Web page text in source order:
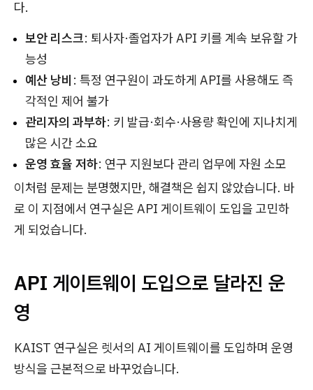
다.
보안 리스크: 퇴사자·졸업자가 API 키를 계속 보유할 가
능성
예산 낭비 : 특정 연구원이 과도하게 API를 사용해도 즉
각적인 제어 불가
관리자의 과부하: 키 발급·회수·사용량 확인에 지나치게
많은 시간 소요
운영 효율 저하: 연구 지원보다 관리 업무에 자원 소모
이처럼 문제는 분명했지만, 해결책은 쉽지 않았습니다. 바
로 이 지점에서 연구실은 API 게이트웨이 도입을 고민하
게 되었습니다.
API 게이트웨이 도입으로 달라진 운
영
KAIST 연구실은 렛서의 AI 게이트웨이를 도입하며 운영
방식을 근본적으로 바꾸었습니다.